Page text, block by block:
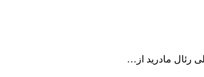
رئال مادرید از…